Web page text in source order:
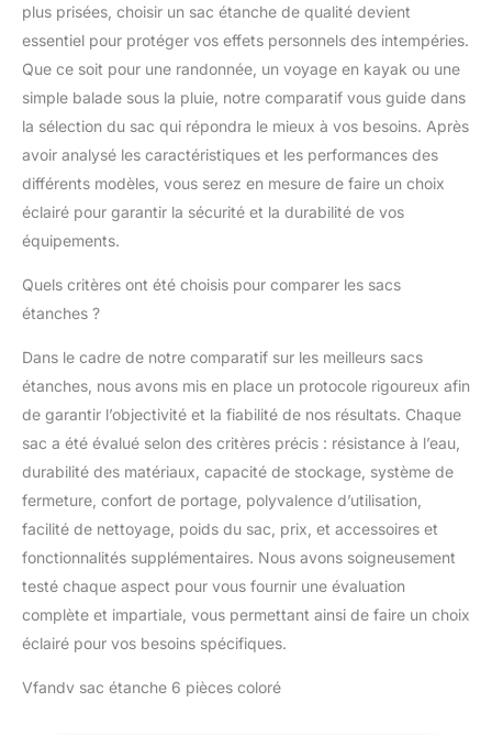
plus prisées, choisir un sac étanche de qualité devient
essentiel pour protéger vos effets personnels des intempéries.
Que ce soit pour une randonnée, un voyage en kayak ou une
simple balade sous la pluie, notre comparatif vous guide dans
la sélection du sac qui répondra le mieux à vos besoins. Après
avoir analysé les caractéristiques et les performances des
différents modèles, vous serez en mesure de faire un choix
éclairé pour garantir la sécurité et la durabilité de vos
équipements.
Quels critères ont été choisis pour comparer les sacs
étanches ?
Dans le cadre de notre comparatif sur les meilleurs sacs
étanches, nous avons mis en place un protocole rigoureux afin
de garantir l’objectivité et la fiabilité de nos résultats. Chaque
sac a été évalué selon des critères précis : résistance à l’eau,
durabilité des matériaux, capacité de stockage, système de
fermeture, confort de portage, polyvalence d’utilisation,
facilité de nettoyage, poids du sac, prix, et accessoires et
fonctionnalités supplémentaires. Nous avons soigneusement
testé chaque aspect pour vous fournir une évaluation
complète et impartiale, vous permettant ainsi de faire un choix
éclairé pour vos besoins spécifiques.
Vfandv sac étanche 6 pièces coloré